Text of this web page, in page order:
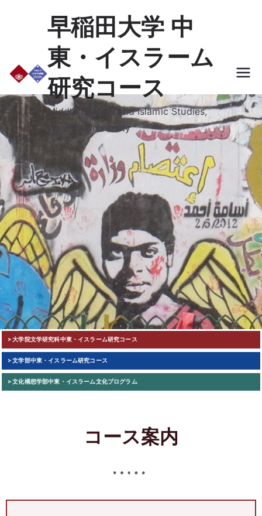
早稲田大学 中
東・イスラーム
研究コース
Middle Eastern and Islamic Studies,
Waseda University
> 大学院文学研究科中東・イスラーム研究コース
> 文学部中東・イスラーム研究コース
> 文化構想学部中東・イスラーム文化プログラム
コース案内